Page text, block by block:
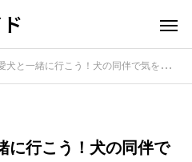
緒に行こう！犬の同伴で気をつけたい注意点を徹底解説
に行こう！犬の同伴で